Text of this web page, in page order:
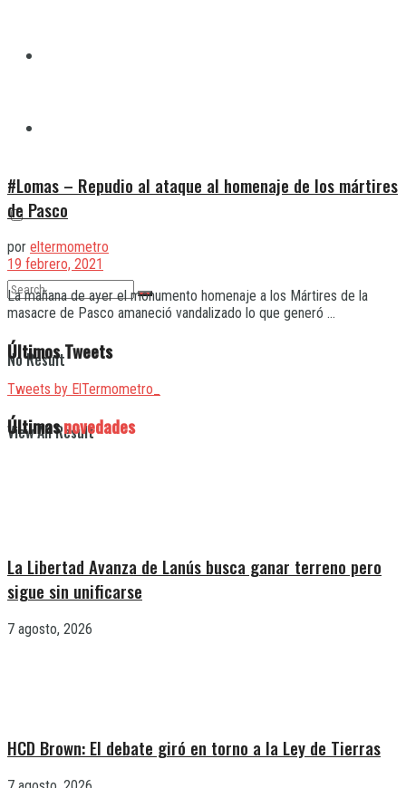
No Result
View All Result
#Lomas – Repudio al ataque al homenaje de los mártires
de Pasco
por eltermometro
19 febrero, 2021
La mañana de ayer el monumento homenaje a los Mártires de la
masacre de Pasco amaneció vandalizado lo que generó ...
Últimos Tweets
Tweets by ElTermometro_
Últimasnovedades
La Libertad Avanza de Lanús busca ganar terreno pero
sigue sin unificarse
7 agosto, 2026
HCD Brown: El debate giró en torno a la Ley de Tierras